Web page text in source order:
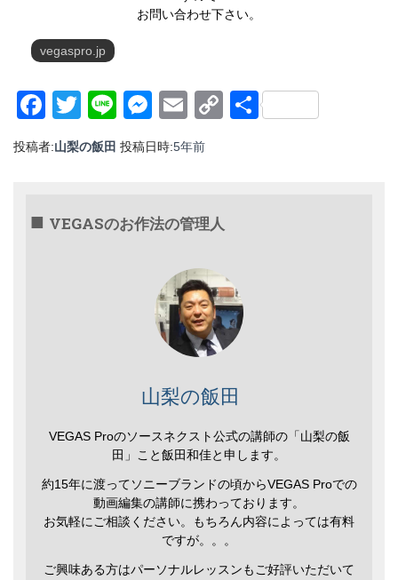
お問い合わせ下さい。
vegaspro.jp
Facebook
Twitter
LineMessenger
EmailCopy
共
投稿者:山梨の飯田 投稿日時:5年前
VEGASのお作法の管理人
山梨の飯田
VEGAS Proのソースネクスト公式の講師の「山梨の飯
田」こと飯田和佳と申します。
約15年に渡ってソニーブランドの頃からVEGAS Proでの
動画編集の講師に携わっております。
お気軽にご相談ください。もちろん内容によっては有料
ですが。。。
ご興味ある方はパーソナルレッスンもご好評いただいて